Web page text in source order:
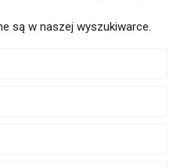
są w naszej wyszukiwarce.